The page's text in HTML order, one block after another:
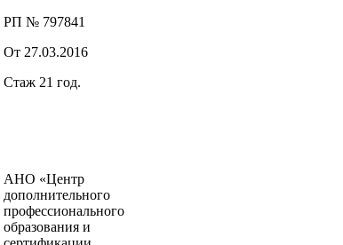
РП № 797841
От 27.03.2016
Стаж 21 год.
АНО «Центр
дополнительного
профессионального
образования и